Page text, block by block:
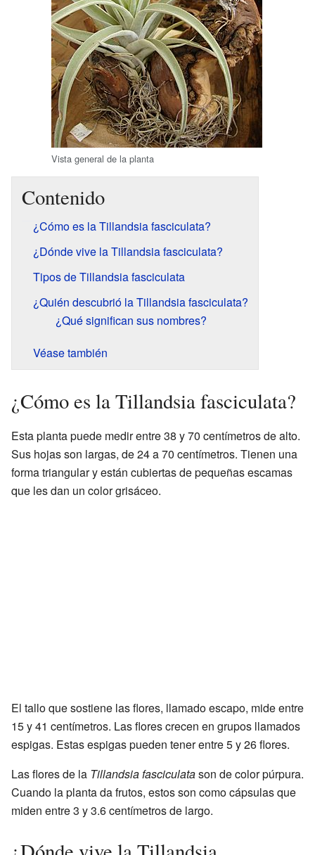
Vista general de la planta
Contenido
¿Cómo es la Tillandsia fasciculata?
¿Dónde vive la Tillandsia fasciculata?
Tipos de Tillandsia fasciculata
¿Quién descubrió la Tillandsia fasciculata?
¿Qué significan sus nombres?
Véase también
¿Cómo es la Tillandsia fasciculata?
Esta planta puede medir entre 38 y 70 centímetros de alto.
Sus hojas son largas, de 24 a 70 centímetros. Tienen una
forma triangular y están cubiertas de pequeñas escamas
que les dan un color grisáceo.
El tallo que sostiene las flores, llamado escapo, mide entre
15 y 41 centímetros. Las flores crecen en grupos llamados
espigas. Estas espigas pueden tener entre 5 y 26 flores.
Las flores de la Tillandsia fasciculatason de color púrpura.
Cuando la planta da frutos, estos son como cápsulas que
miden entre 3 y 3.6 centímetros de largo.